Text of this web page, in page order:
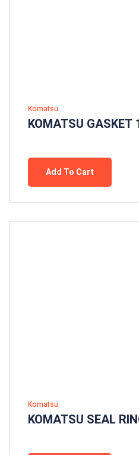
Komatsu
KOMATSU
Add To Cart
Komatsu
KOMATSU SEAL